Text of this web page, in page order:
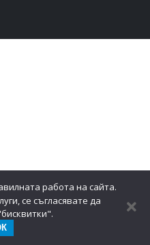
работа на сайта.
се съгласявате да